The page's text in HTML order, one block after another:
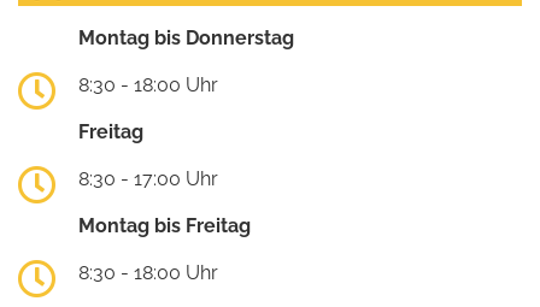
Montag bis Donnerstag
8:30 - 18:00 Uhr
Freitag
8:30 - 17:00 Uhr
Montag bis Freitag
8:30 - 18:00 Uhr